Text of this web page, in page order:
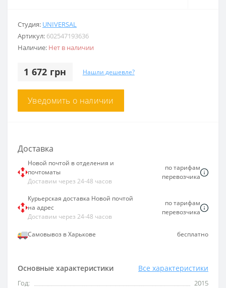
Студия: UNIVERSAL
Артикул: 602547193636
Наличие: Нет в наличии
1 672 грн Нашли дешевле?
Уведомить о наличии
Основные характеристики Все характеристики
Год:
2015
Доставка
Новой почтой в отделения и
почтоматы
Доставим через 24-48 часов
по тарифам
перевозчика
Курьерская доставка Новой почтой
на адрес
Доставим через 24-48 часов
по тарифам
перевозчика
Самовывоз в Харькове бесплатно